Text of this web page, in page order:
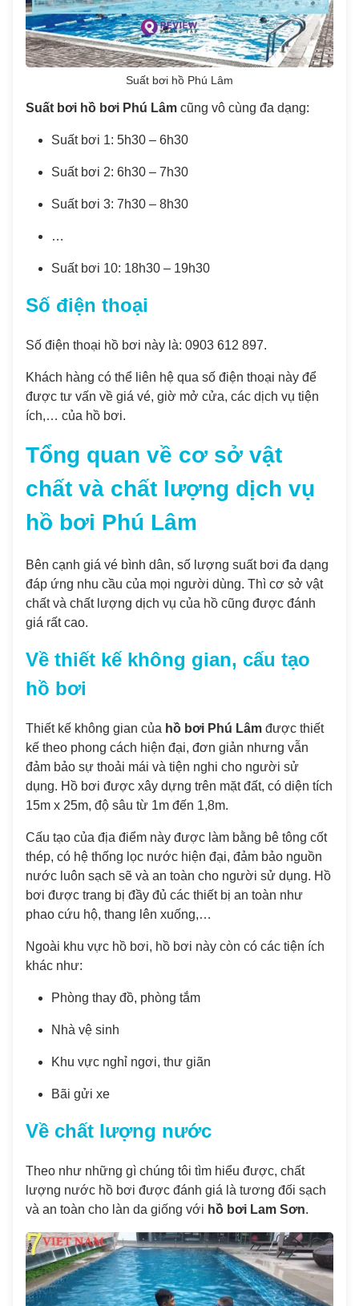
Suất bơi hồ Phú Lâm
Suất bơi hồ bơi Phú Lâm cũng vô cùng đa dạng:
Suất bơi 1: 5h30 – 6h30
Suất bơi 2: 6h30 – 7h30
Suất bơi 3: 7h30 – 8h30
…
Suất bơi 10: 18h30 – 19h30
Số điện thoại
Số điện thoại hồ bơi này là: 0903 612 897.
Khách hàng có thể liên hệ qua số điện thoại này để
được tư vấn về giá vé, giờ mở cửa, các dịch vụ tiện
ích,… của hồ bơi.
Tổng quan về cơ sở vật
chất và chất lượng dịch vụ
hồ bơi Phú Lâm
Bên cạnh giá vé bình dân, số lượng suất bơi đa dạng
đáp ứng nhu cầu của mọi người dùng. Thì cơ sở vật
chất và chất lượng dịch vụ của hồ cũng được đánh
giá rất cao.
Về thiết kế không gian, cấu tạo
hồ bơi
Thiết kế không gian của hồ bơi Phú Lâm được thiết
kế theo phong cách hiện đại, đơn giản nhưng vẫn
đảm bảo sự thoải mái và tiện nghi cho người sử
dụng. Hồ bơi được xây dựng trên mặt đất, có diện tích
15m x 25m, độ sâu từ 1m đến 1,8m.
Cấu tạo của địa điểm này được làm bằng bê tông cốt
thép, có hệ thống lọc nước hiện đại, đảm bảo nguồn
nước luôn sạch sẽ và an toàn cho người sử dụng. Hồ
bơi được trang bị đầy đủ các thiết bị an toàn như
phao cứu hộ, thang lên xuống,…
Ngoài khu vực hồ bơi, hồ bơi này còn có các tiện ích
khác như:
Phòng thay đồ, phòng tắm
Nhà vệ sinh
Khu vực nghỉ ngơi, thư giãn
Bãi gửi xe
Về chất lượng nước
Theo như những gì chúng tôi tìm hiểu được, chất
lượng nước hồ bơi được đánh giá là tương đối sạch
và an toàn cho làn da giống với hồ bơi Lam Sơn.